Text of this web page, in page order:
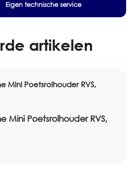
Eigen technische service
artikelen
Mini Poetsrolhouder RVS,